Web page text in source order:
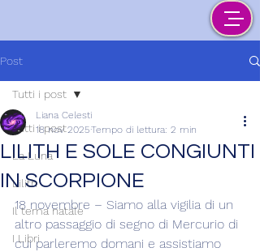
Post
Tutti i post
La Luna
Lilith
Il tema natale
I Libri
Tutti i post
LILITH E SOLE CONGIUNTI
IN SCORPIONE
Liana Celesti
18 nov 2025Tempo di lettura: 2 min
18 novembre – Siamo alla vigilia di un
altro passaggio di segno di Mercurio di
cui parleremo domani e assistiamo